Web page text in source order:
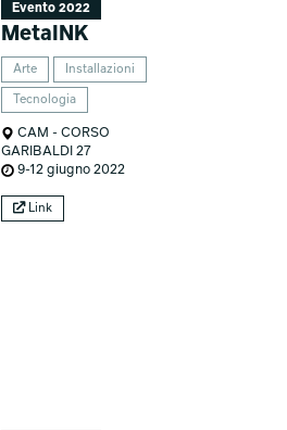
Evento 2022
MetaINK
Arte Installazioni
Tecnologia
CAM - CORSO
GARIBALDI 27
9-12 giugno 2022
Link